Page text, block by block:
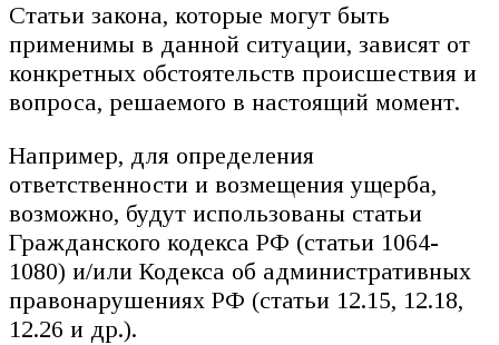
Статьи закона, которые могут быть
применимы в данной ситуации, зависят от
конкретных обстоятельств происшествия и
вопроса, решаемого в настоящий момент.
Например, для определения
ответственности и возмещения ущерба,
возможно, будут использованы статьи
Гражданского кодекса РФ (статьи 1064-
1080) и/или Кодекса об административных
правонарушениях РФ (статьи 12.15, 12.18,
12.26 и др.).